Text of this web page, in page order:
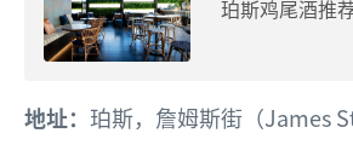
珀斯鸡尾酒推
地址： 珀斯，詹姆斯街（James